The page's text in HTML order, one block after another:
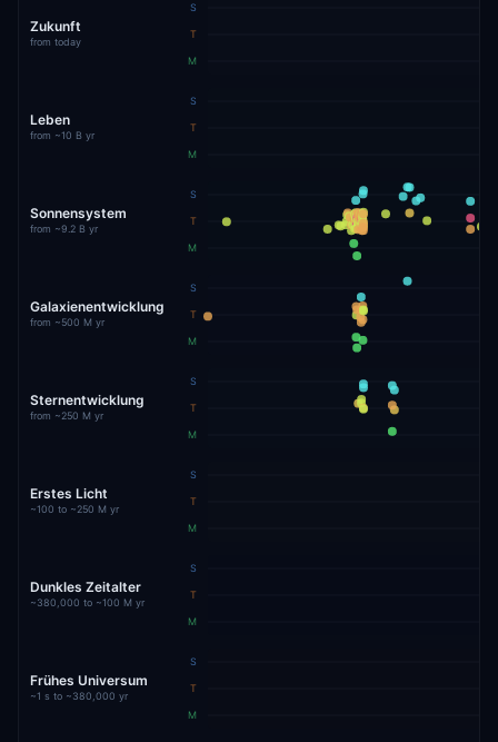
Zukunft
from today
S
T
M
Leben
from ~10 B yr
S
T
M
Sonnensystem
from ~9.2 B yr
S
T
M
Galaxienentwicklung
from ~500 M yr
S
T
M
Sternentwicklung
from ~250 M yr
S
T
M
Erstes Licht
~100 to ~250 M yr
S
T
M
Dunkles Zeitalter
~380,000 to ~100 M yr
S
T
M
Frühes Universum
~1 s to ~380,000 yr
S
T
M